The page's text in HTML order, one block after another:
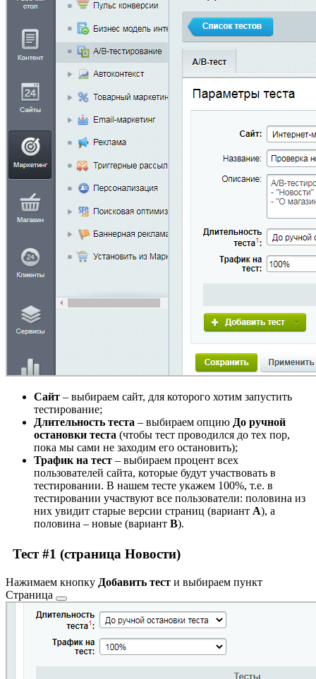
Сайт – выбираем сайт, для которого хотим запустить
тестирование;
Длительность теста – выбираем опцию До ручной
остановки теста (чтобы тест проводился до тех пор,
пока мы сами не заходим его остановить);
Трафик на тест – выбираем процент всех
пользователей сайта, которые будут участвовать в
тестировании. В нашем тесте укажем 100%, т.е. в
тестировании участвуют все пользователи: половина из
них увидит старые версии страниц (вариант A), а
половина – новые (вариант B).
Тест #1 (страница Новости)
Нажимаем кнопку Добавить тест и выбираем пункт
Страница